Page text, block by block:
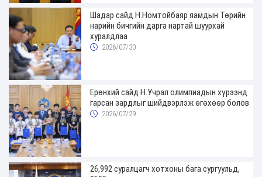
Шадар сайд Н.Номтойбаяр яамдын Төрийн
нарийн бичгийн дарга нартай шуурхай
хуралдлаа
2026/07/30
Ерөнхий сайд Н.Учрал олимпиадын хүрээнд
гарсан зардлыг шийдвэрлэж өгөхөөр болов
2026/07/29
26,992 суралцагч хотхоны бага сургуульд,